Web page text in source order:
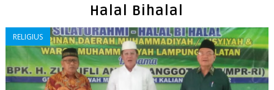
Halal Bihalal
RELIGIUS